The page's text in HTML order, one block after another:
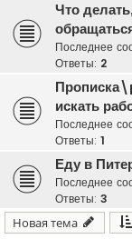
Что
Последнее
Ответы: 2
искать
Последнее
Ответы: 1
Еду в
Последнее
Ответы: 3
Новая тема